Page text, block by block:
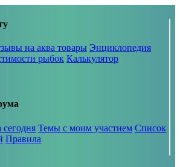
на аква товары Энциклопедия
рыбок Калькулятор
Темы с моим участием Список
Правила